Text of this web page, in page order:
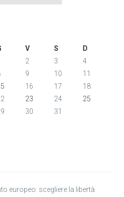
V S
D
2 3
4
9 10
11
16 17
18
23 24
25
30
31
europeo: scegliere la libertà